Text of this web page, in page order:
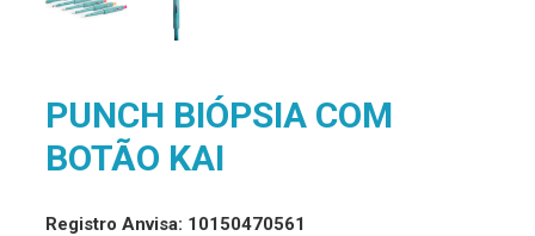
PUNCH BIÓPSIA COM
BOTÃO KAI
Registro Anvisa: 10150470561